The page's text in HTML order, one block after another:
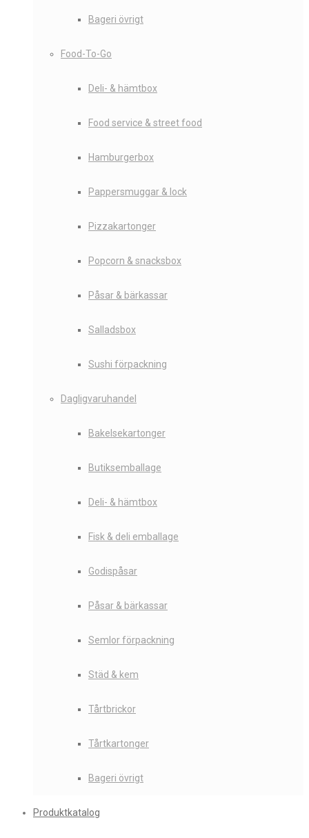
Bageri övrigt
Food-To-Go
Deli- & hämtbox
Food service & street food
Hamburgerbox
Pappersmuggar & lock
Pizzakartonger
Popcorn & snacksbox
Påsar & bärkassar
Salladsbox
Sushi förpackning
Dagligvaruhandel
Bakelsekartonger
Butiksemballage
Deli- & hämtbox
Fisk & deli emballage
Godispåsar
Påsar & bärkassar
Semlor förpackning
Städ & kem
Tårtbrickor
Tårtkartonger
Bageri övrigt
Produktkatalog